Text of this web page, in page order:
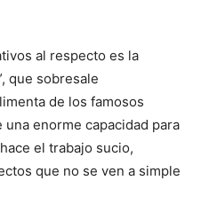
al respecto es la
que sobresale
de los famosos
una enorme capacidad para
el trabajo sucio,
que no se ven a simple